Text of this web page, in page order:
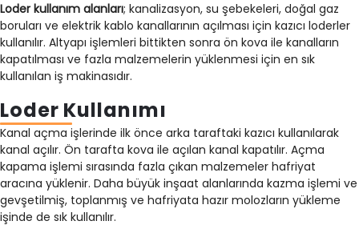
Loder kullanım alanları; kanalizasyon, su şebekeleri, doğal gaz
boruları ve elektrik kablo kanallarının açılması için kazıcı loderler
kullanılır. Altyapı işlemleri bittikten sonra ön kova ile kanalların
kapatılması ve fazla malzemelerin yüklenmesi için en sık
kullanılan iş makinasıdır.
Loder Kullanımı
Kanal açma işlerinde ilk önce arka taraftaki kazıcı kullanılarak
kanal açılır. Ön tarafta kova ile açılan kanal kapatılır. Açma
kapama işlemi sırasında fazla çıkan malzemeler hafriyat
aracına yüklenir. Daha büyük inşaat alanlarında kazma işlemi ve
gevşetilmiş, toplanmış ve hafriyata hazır molozların yükleme
işinde de sık kullanılır.